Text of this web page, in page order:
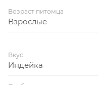
Возраст питомца
Взрослые
Вкус
Индейка